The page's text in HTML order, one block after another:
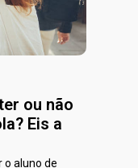
ou não
Eis a
o aluno de